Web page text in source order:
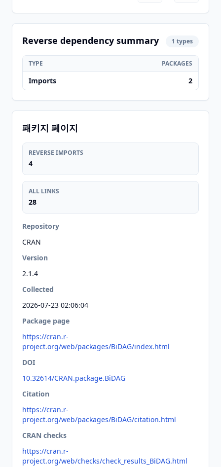
Reverse dependency summary 1 types
TYPE PACKAGES
Imports 2
패키지 페이지
REVERSE IMPORTS
4
ALL LINKS
28
Repository
CRAN
Version
2.1.4
Collected
2026-07-23 02:06:04
Package page
https://cran.r-
project.org/web/packages/BiDAG/index.html
DOI
10.32614/CRAN.package.BiDAG
Citation
https://cran.r-
project.org/web/packages/BiDAG/citation.html
CRAN checks
https://cran.r-
project.org/web/checks/check_results_BiDAG.html